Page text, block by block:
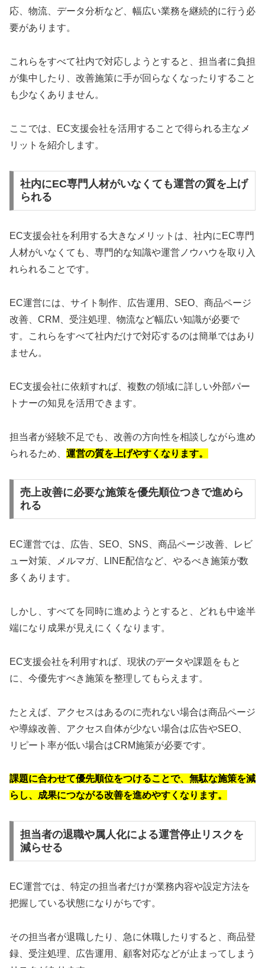
応、物流、データ分析など、幅広い業務を継続的に行う必
要があります。
これらをすべて社内で対応しようとすると、担当者に負担
が集中したり、改善施策に手が回らなくなったりすること
も少なくありません。
ここでは、EC支援会社を活用することで得られる主なメ
リットを紹介します。
社内にEC専門人材がいなくても運営の質を上げ
られる
EC支援会社を利用する大きなメリットは、社内にEC専門
人材がいなくても、専門的な知識や運営ノウハウを取り入
れられることです。
EC運営には、サイト制作、広告運用、SEO、商品ページ
改善、CRM、受注処理、物流など幅広い知識が必要で
す。これらをすべて社内だけで対応するのは簡単ではあり
ません。
EC支援会社に依頼すれば、複数の領域に詳しい外部パー
トナーの知見を活用できます。
担当者が経験不足でも、改善の方向性を相談しながら進め
られるため、 運営の質を上げやすくなります。
売上改善に必要な施策を優先順位つきで進めら
れる
EC運営では、広告、SEO、SNS、商品ページ改善、レビ
ュー対策、メルマガ、LINE配信など、やるべき施策が数
多くあります。
しかし、すべてを同時に進めようとすると、どれも中途半
端になり成果が見えにくくなります。
EC支援会社を利用すれば、現状のデータや課題をもと
に、今優先すべき施策を整理してもらえます。
たとえば、アクセスはあるのに売れない場合は商品ページ
や導線改善、アクセス自体が少ない場合は広告やSEO、
リピート率が低い場合はCRM施策が必要です。
課題に合わせて優先順位をつけることで、無駄な施策を減
らし、成果につながる改善を進めやすくなります。
担当者の退職や属人化による運営停止リスクを
減らせる
EC運営では、特定の担当者だけが業務内容や設定方法を
把握している状態になりがちです。
その担当者が退職したり、急に休職したりすると、商品登
録、受注処理、広告運用、顧客対応などが止まってしまう